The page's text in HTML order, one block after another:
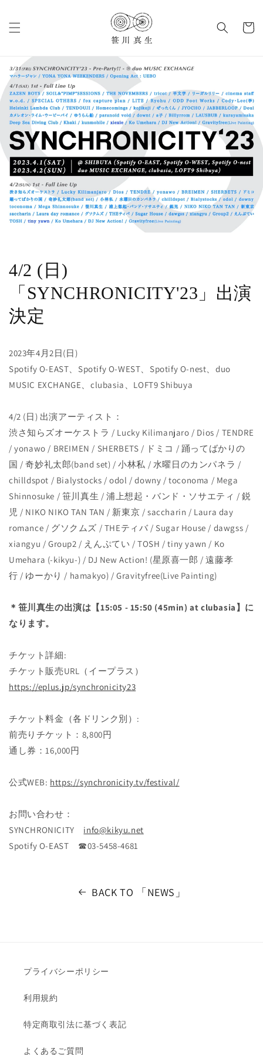
進む
ー
4/2 (日)
「SYNCHRONICITY'23」出演
決定
2023年4月2日(日)
Spotify O-EAST、Spotify O-WEST、Spotify O-nest、duo
MUSIC EXCHANGE、clubasia、LOFT9 Shibuya
4/2 (日) 出演アーティスト：
渋さ知らズオーケストラ / Lucky Kilimanjaro / Dios / TENDRE
/ yonawo / BREIMEN / SHERBETS / ドミコ / 踊ってばかりの
国 / 奇妙礼太郎(band set) / 小林私 / 水曜日のカンパネラ /
chilldspot / Bialystocks / odol / downy / toconoma / Mega
Shinnosuke / 笹川真生 / 浦上想起・バンド・ソサエティ / 鋭
児 / NIKO NIKO TAN TAN / 新東京 / saccharin / Laura day
romance / グソクムズ / THEティバ / Sugar House / dawgss /
xiangyu / Group2 / えんぷてい / TOSH / tiny yawn / Ko
Umehara (-kikyu-) / DJ New Action! (星原喜一郎 / 遠藤孝
行 / ゆーかり / hamakyo) / Gravityfree(Live Painting)
＊笹川真生の出演は【15:05 - 15:50 (45min) at clubasia】に
なります。
チケット詳細:
チケット販売URL（イープラス）
https://eplus.jp/synchronicity23
チケット料金（各ドリンク別）:
前売りチケット：8,800円
通し券：16,000円
公式WEB: https://synchronicity.tv/festival/
お問い合わせ：
SYNCHRONICITY info@kikyu.net
Spotify O-EAST ☎03-5458-4681
BACK TO 「NEWS」
プライバシーポリシー
利用規約
特定商取引法に基づく表記
よくあるご質問